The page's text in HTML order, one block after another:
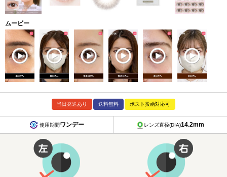
ムービー
当日発送あり 送料無料 ポスト投函対応可
使用期間ワンデー レンズ直径(DIA)14.2mm